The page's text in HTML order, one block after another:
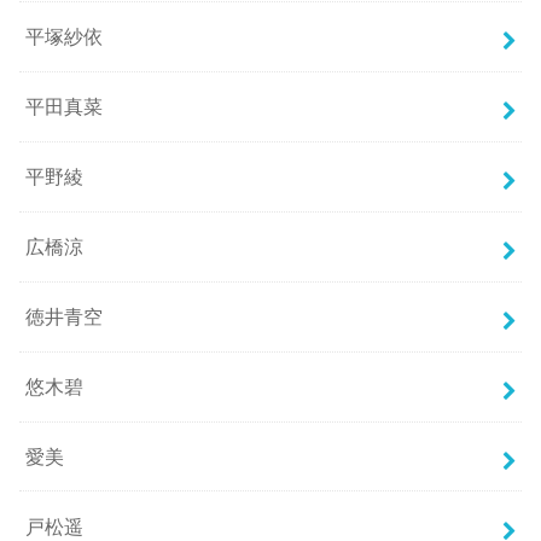
平塚紗依
平田真菜
平野綾
広橋涼
徳井青空
悠木碧
愛美
戸松遥